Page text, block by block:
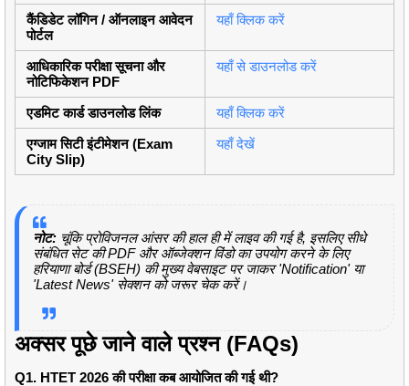
कैंडिडेट लॉगिन / ऑनलाइन आवेदन
पोर्टल
यहाँ क्लिक करें
आधिकारिक परीक्षा सूचना और
नोटिफिकेशन PDF
यहाँ से डाउनलोड करें
एडमिट कार्ड डाउनलोड लिंक
यहाँ क्लिक करें
एग्जाम सिटी इंटीमेशन (Exam
City Slip)
यहाँ देखें
नोट: चूंकि प्रोविजनल आंसर की हाल ही में लाइव की गई है, इसलिए सीधे
संबंधित सेट की PDF और ऑब्जेक्शन विंडो का उपयोग करने के लिए
हरियाणा बोर्ड (BSEH) की मुख्य वेबसाइट पर जाकर 'Notification' या
'Latest News' सेक्शन को जरूर चेक करें।
अक्सर पूछे जाने वाले प्रश्न (FAQs)
Q1. HTET 2026 की परीक्षा कब आयोजित की गई थी?